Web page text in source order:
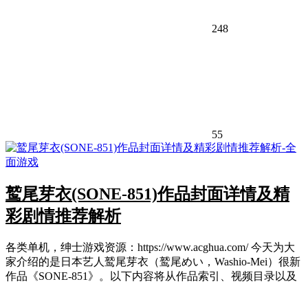
248
55
鹫尾芽衣(SONE-851)作品封面详情及精
彩剧情推荐解析
各类单机，绅士游戏资源：https://www.acghua.com/ 今天为大
家介绍的是日本艺人鹫尾芽衣（鹫尾めい，Washio-Mei）很新
作品《SONE-851》。以下内容将从作品索引、视频目录以及